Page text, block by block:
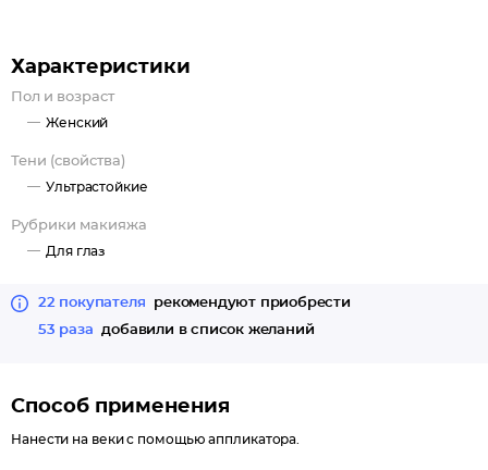
Характеристики
Пол и возраст
Женский
Тени (свойства)
Ультрастойкие
Рубрики макияжа
Для глаз
22 покупателя
рекомендуют приобрести
53 раза
добавили в список желаний
Способ применения
Нанести на веки с помощью аппликатора.